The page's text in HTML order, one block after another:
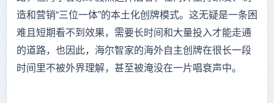
造和营销“三位一体”的本土化创牌模式。这无疑是一条困
难且短期看不到效果，需要长时间和大量投入才能走通
的道路，也因此，海尔智家的海外自主创牌在很长一段
时间里不被外界理解，甚至被淹没在一片唱衰声中。